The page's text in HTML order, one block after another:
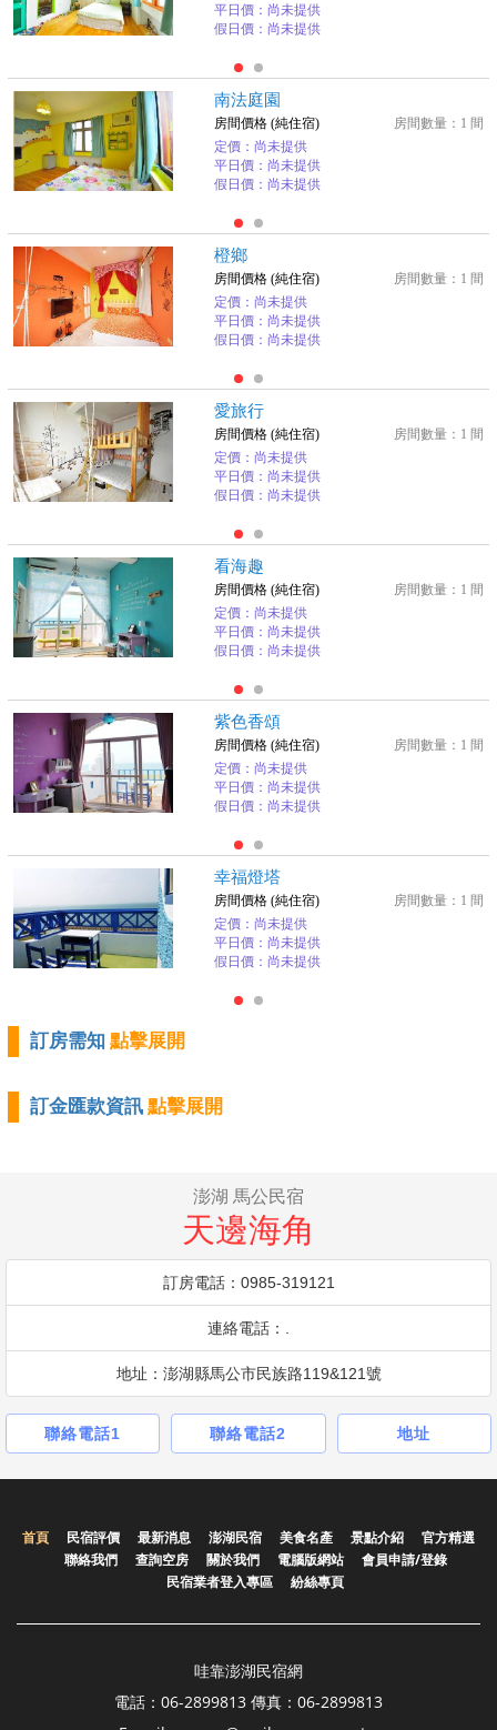
平日價：尚未提供
假日價：尚未提供
南法庭園
房間數量：1 間
房間價格 (純住宿)
定價：尚未提供
平日價：尚未提供
假日價：尚未提供
橙鄉
房間數量：1 間
房間價格 (純住宿)
定價：尚未提供
平日價：尚未提供
假日價：尚未提供
愛旅行
房間數量：1 間
房間價格 (純住宿)
定價：尚未提供
平日價：尚未提供
假日價：尚未提供
看海趣
房間數量：1 間
房間價格 (純住宿)
定價：尚未提供
平日價：尚未提供
假日價：尚未提供
紫色香頌
房間數量：1 間
房間價格 (純住宿)
定價：尚未提供
平日價：尚未提供
假日價：尚未提供
幸福燈塔
房間數量：1 間
房間價格 (純住宿)
定價：尚未提供
平日價：尚未提供
假日價：尚未提供
訂房需知 點擊展開
訂金匯款資訊 點擊展開
澎湖 馬公民宿
天邊海角
訂房電話：0985-319121
連絡電話：.
地址：澎湖縣馬公市民族路119&121號
聯絡電話1 聯絡電話2 地址
首頁 民宿評價 最新消息 澎湖民宿 美食名產 景點介紹
官方精選
聯絡我們
查詢空房 關於我們 電腦版網站
會員申請/登錄
民宿業者登入專區
紛絲專頁
哇靠澎湖民宿網
電話：06-2899813 傳真：06-2899813